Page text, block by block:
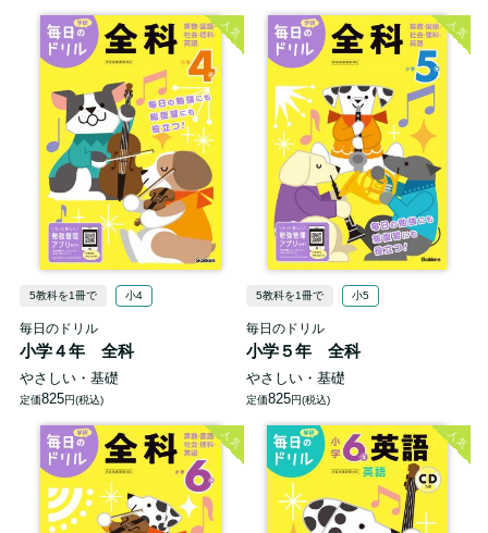
人気
5教科を1冊で 小4
毎日のドリル
小学４年 全科
やさしい・基礎
定価825円(税込)
人気
5教科を1冊で 小5
毎日のドリル
小学５年 全科
やさしい・基礎
定価825円(税込)
人気 人気